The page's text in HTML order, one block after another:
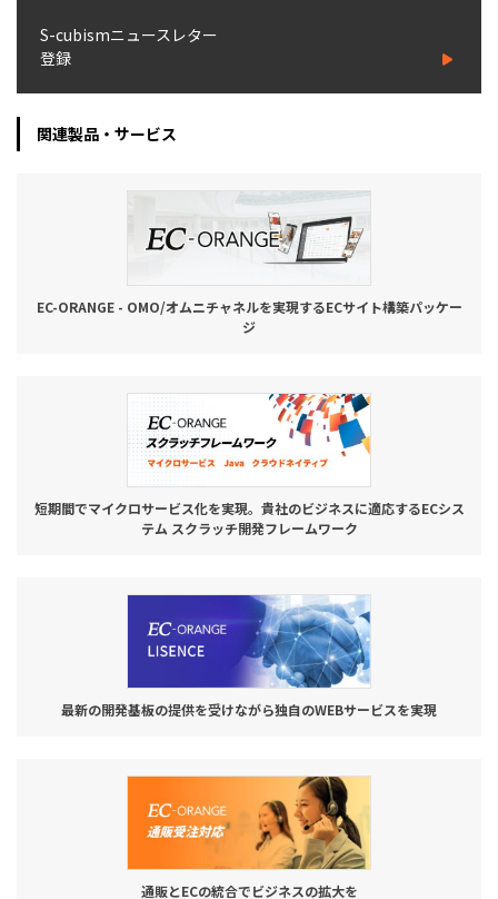
S-cubismニュースレター
登録
関連製品・サービス
EC-ORANGE - OMO/オムニチャネルを実現するECサイト構築パッケー
ジ
短期間でマイクロサービス化を実現。貴社のビジネスに適応するECシス
テム スクラッチ開発フレームワーク
最新の開発基板の提供を受けながら独自のWEBサービスを実現
通販とECの統合でビジネスの拡大を